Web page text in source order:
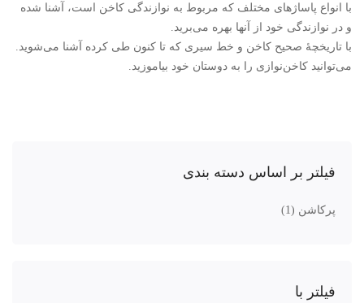
فیلتر بر اساس دسته بندی
پرکاشن (1)
فیلتر با
با انواع پاساژهای مختلف که مربوط به نوازندگی کاخن است، آشنا شده
و در نوازندگی خود از آنها بهره می‌برید.
با تاریخچۀ صحیح کاخن و خط سیری که تا کنون طی کرده آشنا می‌شوید.
می‌توانید کاخن‌نوازی را به دوستان خود بیاموزید.